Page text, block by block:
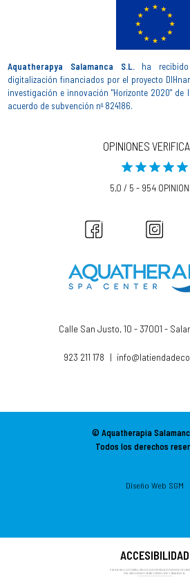
Aquatherapya Salamanca S.L.ha
digitalización financiados por el proyecto
investigación e innovación "Horizonte 2020" de
acuerdo de subvención nº 824186.
OPINIONES
5,0 / 5 - 954
Calle San Justo, 10 - 37001 -
923 211 178 |
© Aquatherapia
Todos los derechos
Diseño Web SGM
ACCESIBILIDAD